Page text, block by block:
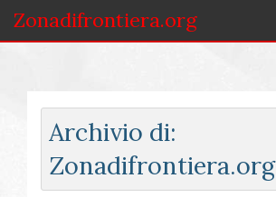
Zonadifrontiera.org
Selezione per Autore
Accedi
Archivio di:
Zonadifrontiera.org